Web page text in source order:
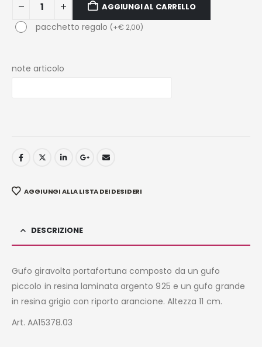
AGGIUNGI AL CARRELLO
pacchetto regalo (+€2,00)
note articolo
AGGIUNGI ALLA LISTA DEI DESIDERI
DESCRIZIONE
Gufo giravolta portafortuna composto da un gufo
piccolo in resina laminata argento 925 e un gufo grande
in resina grigio con riporto arancione. Altezza 11 cm.
Art. AA15378.03